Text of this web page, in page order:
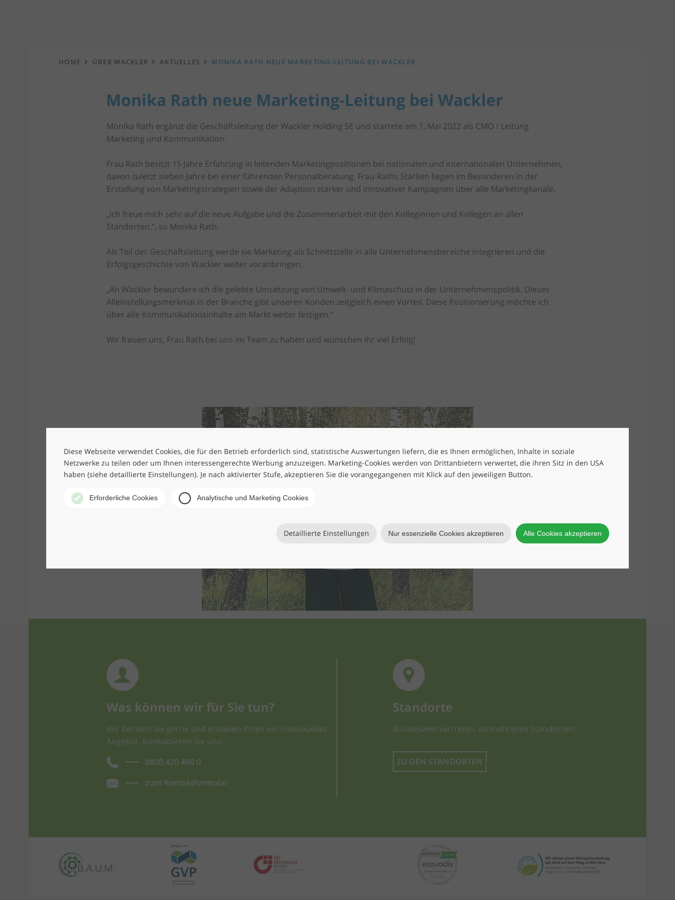
Diese Webseite verwendet Cookies, die für den Betrieb erforderlich sind, statistische Auswertungen liefern, die es Ihnen ermöglichen, Inhalte in soziale
Netzwerke zu teilen oder um Ihnen interessengerechte Werbung anzuzeigen. Marketing-Cookies werden von Drittanbietern verwertet, die ihren Sitz in den USA
haben (siehe detaillierte Einstellungen). Je nach aktivierter Stufe, akzeptieren Sie die vorangegangenen mit Klick auf den jeweiligen Button.
Erforderliche Cookies Analytische und Marketing Cookies
Detaillierte Einstellungen Nur essenzielle Cookies akzeptieren Alle Cookies akzeptieren
HOME ÜBER WACKLER AKTUELLES MONIKA RATH NEUE MARKETING-LEITUNG BEI WACKLER
Monika Rath neue Marketing-Leitung bei Wackler
Monika Rath ergänzt die Geschäftsleitung der Wackler Holding SE und startete am 1. Mai 2022 als CMO / Leitung
Marketing und Kommunikation.
Frau Rath besitzt 15 Jahre Erfahrung in leitenden Marketingpositionen bei nationalen und internationalen Unternehmen,
davon zuletzt sieben Jahre bei einer führenden Personalberatung. Frau Raths Stärken liegen im Besonderen in der
Erstellung von Marketingstrategien sowie der Adaption starker und innovativer Kampagnen über alle Marketingkanäle.
„Ich freue mich sehr auf die neue Aufgabe und die Zusammenarbeit mit den Kolleginnen und Kollegen an allen
Standorten.“, so Monika Rath.
Als Teil der Geschäftsleitung werde sie Marketing als Schnittstelle in alle Unternehmensbereiche integrieren und die
Erfolgsgeschichte von Wackler weiter voranbringen.
„An Wackler bewundere ich die gelebte Umsetzung von Umwelt- und Klimaschutz in der Unternehmenspolitik. Dieses
Alleinstellungsmerkmal in der Branche gibt unseren Kunden zeitgleich einen Vorteil. Diese Positionierung möchte ich
über alle Kommunikationsinhalte am Markt weiter festigen.“
Wir freuen uns, Frau Rath bei uns im Team zu haben und wünschen ihr viel Erfolg!
Was können wir für Sie tun?
Wir beraten Sie gerne und erstellen Ihnen ein individuelles
Angebot. Kontaktieren Sie uns!
0800 420 490 0
zum Kontaktformular
Standorte
Bundesweit vertreten, an mehreren Standorten:
ZU DEN STANDORTEN